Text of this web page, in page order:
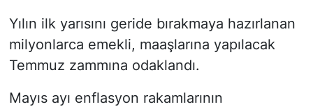
Yılın ilk yarısını geride bırakmaya hazırlanan
milyonlarca emekli, maaşlarına yapılacak
Temmuz zammına odaklandı.
Mayıs ayı enflasyon rakamlarının